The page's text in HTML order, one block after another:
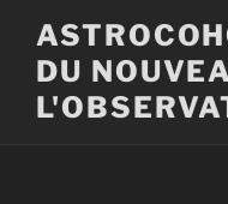
contenu
principal
DU